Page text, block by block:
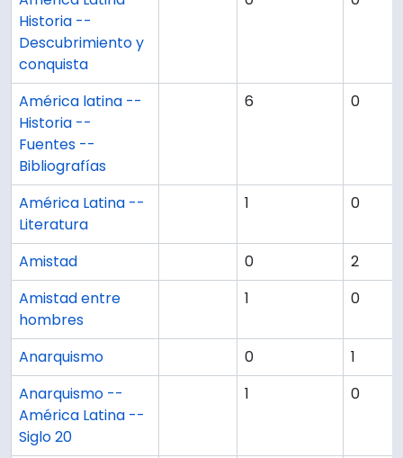
Historia --
Descubrimiento y
conquista
América latina --
Historia --
Fuentes --
Bibliografías
6 0
América Latina --
Literatura
1 0
Amistad 0
2
Amistad entre
hombres
1 0
Anarquismo 0
1
Anarquismo --
América Latina --
Siglo 20
1 0